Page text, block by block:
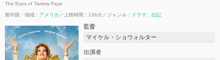
The Eyes of Tammy Faye
製作国・地域： アメリカ 上映時間：126分 ジャンル： ドラマ 伝記
監督
マイケル・ショウォルター
出演者